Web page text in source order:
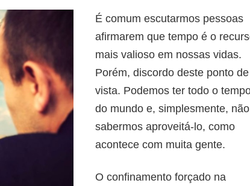
É comum escutarmos pessoas
afirmarem que tempo é o
mais valioso em nossas vidas.
Porém, discordo deste ponto de
vista. Podemos ter todo o
do mundo e, simplesmente, não
sabermos aproveitá-lo, como
acontece com muita gente.
O confinamento forçado na